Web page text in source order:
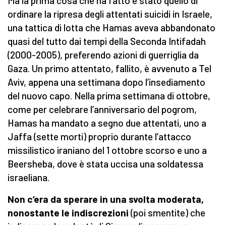
ordinare la ripresa degli attentati suicidi in Israele,
una tattica di lotta che Hamas aveva abbandonato
quasi del tutto dai tempi della Seconda Intifadah
(2000-2005), preferendo azioni di guerriglia da
Gaza. Un primo attentato, fallito, è avvenuto a Tel
Aviv, appena una settimana dopo l’insediamento
del nuovo capo. Nella prima settimana di ottobre,
come per celebrare l’anniversario del pogrom,
Hamas ha mandato a segno due attentati, uno a
Jaffa (sette morti) proprio durante l’attacco
missilistico iraniano del 1 ottobre scorso e uno a
Beersheba, dove è stata uccisa una soldatessa
israeliana.
Non c’era da sperare in una svolta moderata,
nonostante le indiscrezioni (poi smentite) che